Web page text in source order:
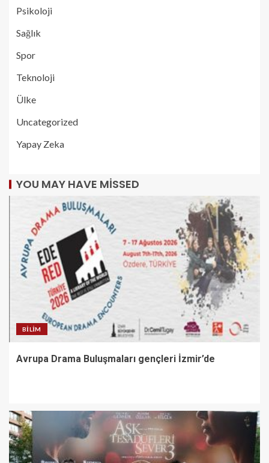
Psikoloji
Sağlık
Spor
Teknoloji
Ülke
Uncategorized
Yapay Zeka
YOU MAY HAVE MISSED
BILIM
Avrupa Drama Buluşmaları gençleri İzmir’de